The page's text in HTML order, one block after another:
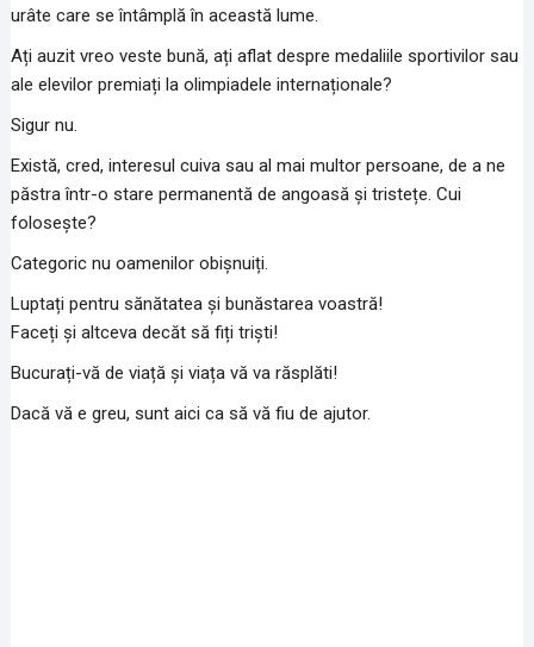
urâte care se întâmplă în această lume.
Ați auzit vreo veste bună, ați aflat despre medaliile sportivilor sau
ale elevilor premiați la olimpiadele internaționale?
Sigur nu.
Există, cred, interesul cuiva sau al mai multor persoane, de a ne
păstra într-o stare permanentă de angoasă și tristețe. Cui
folosește?
Categoric nu oamenilor obișnuiți.
Luptați pentru sănătatea și bunăstarea voastră!
Faceți și altceva decăt să fiți triști!
Bucurați-vă de viață și viața vă va răsplăti!
Dacă vă e greu, sunt aici ca să vă fiu de ajutor.